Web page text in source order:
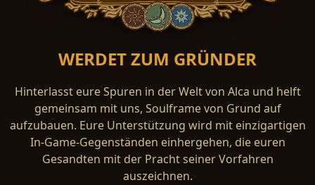
WERDET ZUM GRÜNDER
Hinterlasst eure Spuren in der Welt von Alca und helft
gemeinsam mit uns, Soulframe von Grund auf
aufzubauen. Eure Unterstützung wird mit einzigartigen
In-Game-Gegenständen einhergehen, die euren
Gesandten mit der Pracht seiner Vorfahren
auszeichnen.